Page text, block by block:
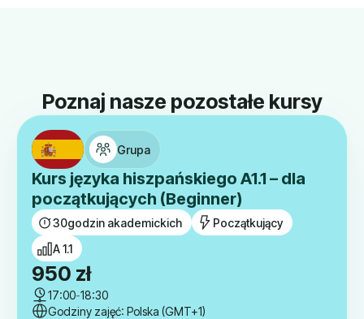
Poznaj nasze pozostałe kursy
Grupa
Kurs języka hiszpańskiego A1.1 – dla
początkujących (Beginner)
30godzin akademickich
Początkujący
A 1.1
950 zł
17:00-18:30
Godziny zajęć: Polska (GMT+1)